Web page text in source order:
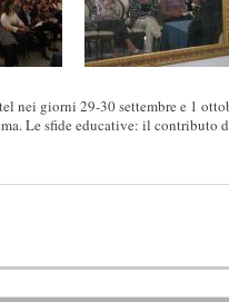
nei giorni 29-30 settembre e 1
Le sfide educative: il contributo